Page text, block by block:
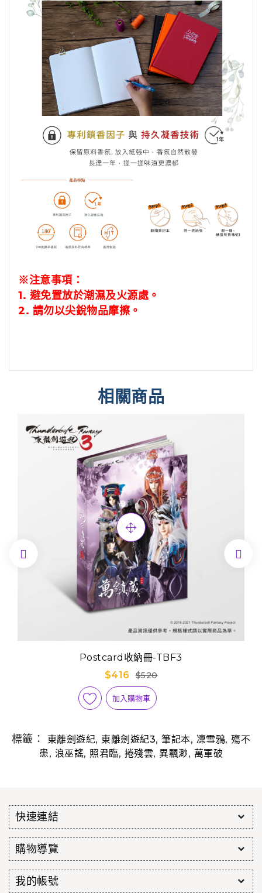
※注意事項：
1. 避免置放於潮濕及火源處。
2. 請勿以尖銳物品摩擦。
相關商品
Postcard收納冊-TBF3
$416
$520
加入購物車
 
標籤： 東離劍遊紀, 東離劍遊紀3,筆記本, 凜雪鴉,殤不
患, 浪巫謠, 照君臨, 捲殘雲, 異飄渺, 萬軍破
快速連結
購物導覽
我的帳號